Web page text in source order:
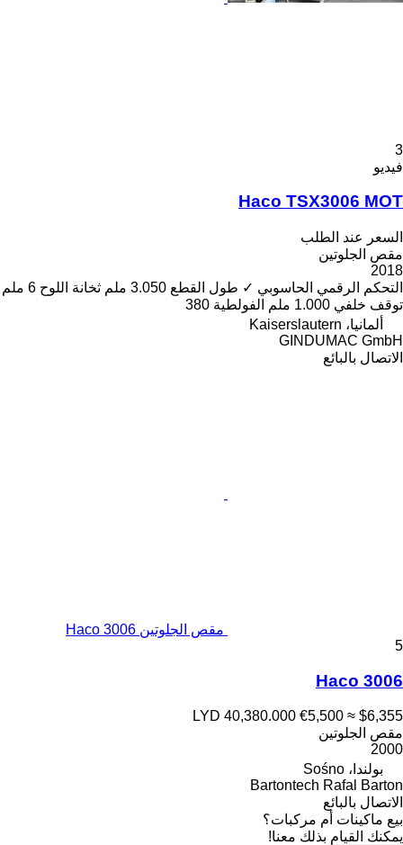
3
فيديو
Haco TSX3006 MOT
السعر عند الطلب
مقص الجلوتين
2018
التحكم الرقمي الحاسوبي ✓ طول القطع 3.050 ملم ثخانة اللوح 6 ملم
توقف خلفي 1.000 ملم الفولطية 380
ألمانيا، Kaiserslautern
GINDUMAC GmbH
الاتصال بالبائع
مقص الجلوتين Haco 3006
5
Haco 3006
LYD 40,380.000 €5,500 ≈ $6,355
مقص الجلوتين
2000
بولندا، Sośno
Bartontech Rafal Barton
الاتصال بالبائع
بيع ماكينات أم مركبات؟
يمكنك القيام بذلك معنا!